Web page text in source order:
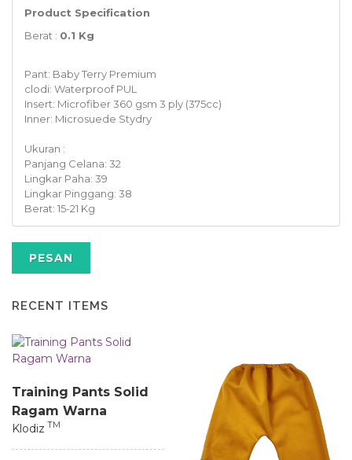
Product Specification
Berat : 0.1 Kg
Pant: Baby Terry Premium
clodi: Waterproof PUL
Insert: Microfiber 360 gsm 3 ply (375cc)
Inner: Microsuede Stydry
Ukuran :
Panjang Celana: 32
Lingkar Paha: 39
Lingkar Pinggang: 38
Berat: 15-21 Kg
PESAN
RECENT ITEMS
Training Pants Solid
Ragam Warna
Klodiz TM